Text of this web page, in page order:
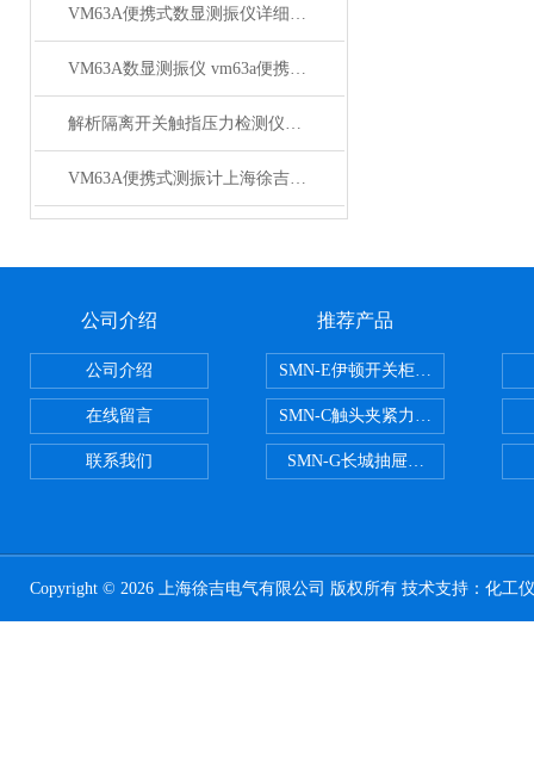
VM63A便携式数显测振仪详细技术参数
VM63A数显测振仪 vm63a便携式测振仪厂商批发
解析隔离开关触指压力检测仪的工作原理
VM63A便携式测振计上海徐吉电气
公司介绍
公司介绍
在线留言
联系我们
推荐产品
SMN-E伊顿开关柜触头夹紧力检
SMN-C触头夹紧力检测仪
SMN-G长城抽屉开关柜触头夹紧
Copyright © 2026 上海徐吉电气有限公司 版权所有 技术支持： 化工